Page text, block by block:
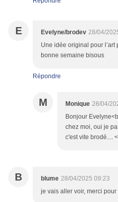
E Evelyne/brodev 28/04/
Une idée original pour l’art
bonne semaine bisous
Répondre
M Monique 28/04/
Bonjour
chez moi, oui je
c'est vite brodé....
B blume 28/04/2025 09:23
je vais aller voir, merci